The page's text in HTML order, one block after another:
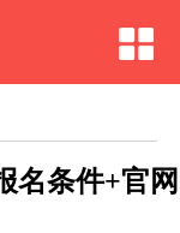
名条件+官网